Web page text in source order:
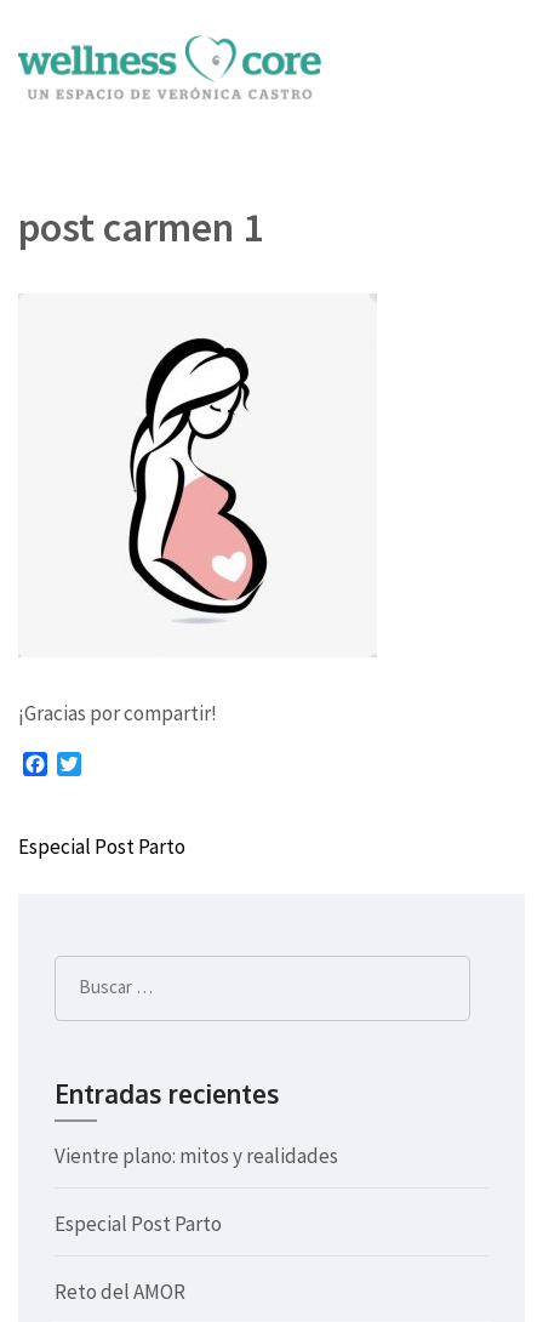
post carmen 1
¡Gracias por compartir!
Facebook
Especial Post Parto
Buscar:
Entradas recientes
Vientre plano: mitos y realidades
Especial Post Parto
Reto del AMOR